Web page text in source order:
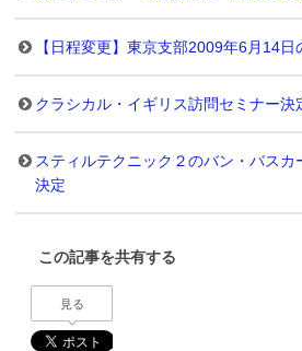
【日程変更】東京支部2009年6月14日
クラシカル・イギリス訪問セミナー決
スティルテクニック２のバン・バス
決定
この記事を共有する
見る